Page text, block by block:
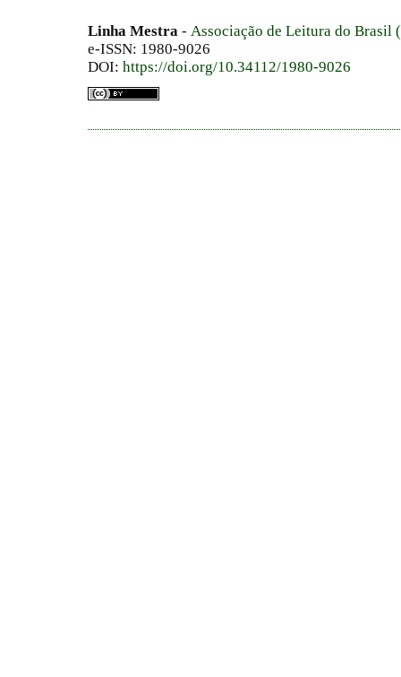
Linha Mestra - Associação de Leitura do Brasil
e-ISSN: 1980-9026
DOI: https://doi.org/10.34112/1980-9026